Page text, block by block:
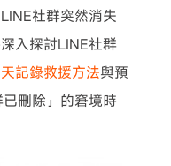
社群突然消失
入探討LINE社群
記錄救援方法與預
刪除」的窘境時